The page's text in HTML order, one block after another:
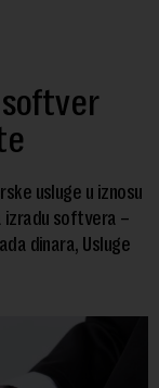
usluge u iznosu
izradu softvera –
dinara, Usluge